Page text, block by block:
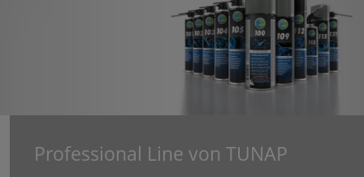
Professional Line von TUNAP